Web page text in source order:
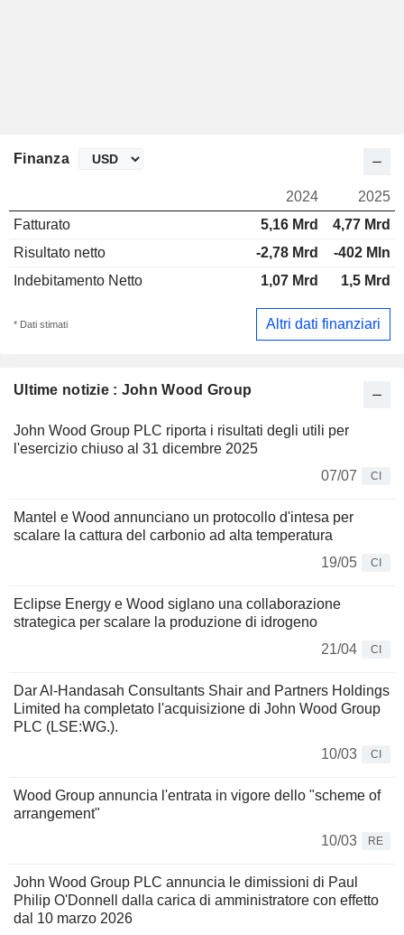
Ultime notizie : John Wood Group
John Wood Group PLC riporta i risultati degli utili per
l'esercizio chiuso al 31 dicembre 2025
07/07
CI
Mantel e Wood annunciano un protocollo d'intesa per
scalare la cattura del carbonio ad alta temperatura
19/05
CI
Eclipse Energy e Wood siglano una collaborazione
strategica per scalare la produzione di idrogeno
21/04
CI
Dar Al-Handasah Consultants Shair and Partners Holdings
Limited ha completato l'acquisizione di John Wood Group
PLC (LSE:WG.).
10/03
CI
Wood Group annuncia l'entrata in vigore dello "scheme of
arrangement"
10/03
RE
John Wood Group PLC annuncia le dimissioni di Paul
Philip O'Donnell dalla carica di amministratore con effetto
dal 10 marzo 2026
Finanza
2024
2025
Fatturato
5,16 Mrd
4,77 Mrd
Risultato netto
-2,78 Mrd
-402 Mln
Indebitamento Netto
1,07 Mrd 1,5 Mrd
* Dati stimati Altri dati finanziari